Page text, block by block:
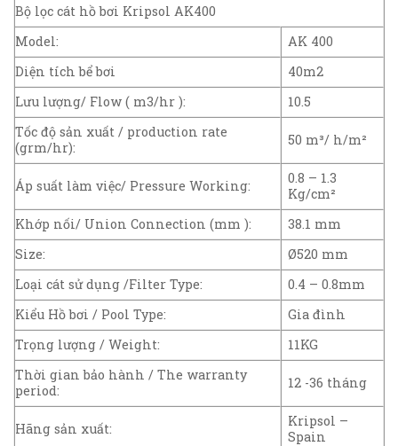
Bộ lọc cát hồ bơi Kripsol AK400
Model:
AK 400
Diện tích bể bơi
40m2
Lưu lượng/ Flow ( m3/hr ):
10.5
Tốc độ sản xuất / production rate
(grm/hr):
50 m³/ h/m²
Áp suất làm việc/ Pressure Working:
0.8 – 1.3
Kg/cm²
Khớp nối/ Union Connection (mm ):
38.1 mm
Size:
Ø520 mm
Loại cát sử dụng /Filter Type:
0.4 – 0.8mm
Kiểu Hồ bơi / Pool Type:
Gia đình
Trọng lượng / Weight:
11KG
Thời gian bảo hành / The warranty
period:
12 -36 tháng
Hãng sản xuất:
Kripsol –
Spain